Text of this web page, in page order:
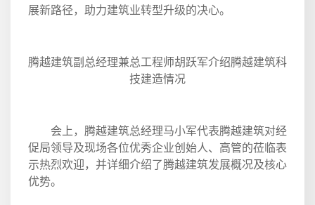
展新路径，助力建筑业转型升级的决心。
腾越建筑副总经理兼总工程师胡跃军介绍腾越建筑科
技建造情况
会上，腾越建筑总经理马小军代表腾越建筑对经
促局领导及现场各位优秀企业创始人、高管的莅临表
示热烈欢迎，并详细介绍了腾越建筑发展概况及核心
优势。